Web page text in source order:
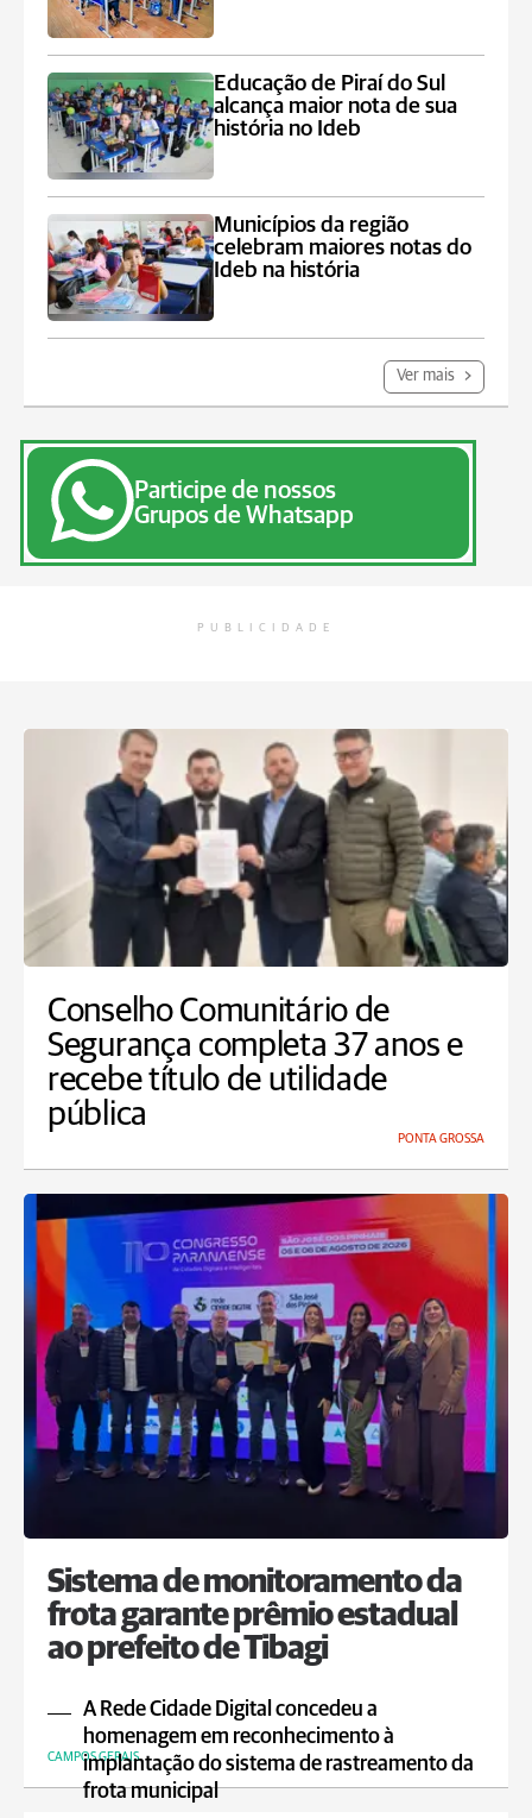
Educação de Piraí do Sul
alcança maior nota de sua
história no Ideb
Municípios da região
celebram maiores notas do
Ideb na história
Ver mais
Participe de nossos
Grupos de Whatsapp
PUBLICIDADE
Conselho Comunitário de
Segurança completa 37 anos e
recebe título de utilidade
pública
PONTA GROSSA
Sistema de monitoramento da
frota garante prêmio estadual
ao prefeito de Tibagi
A Rede Cidade Digital concedeu a
homenagem em reconhecimento à
implantação do sistema de rastreamento da
frota municipal
CAMPOS GERAIS